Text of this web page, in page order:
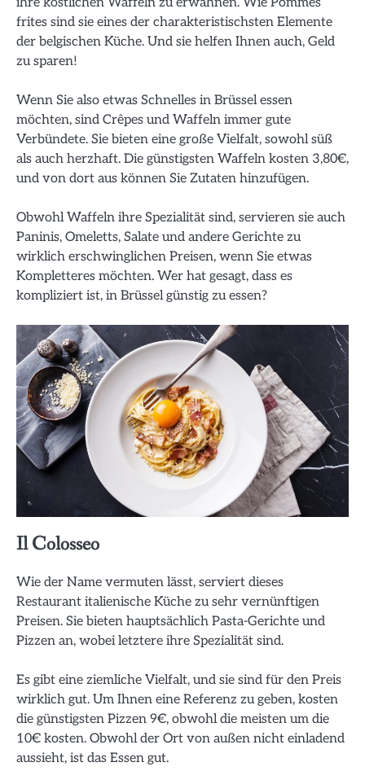
frites sind sie eines der charakteristischsten Elemente
der belgischen Küche. Und sie helfen Ihnen auch, Geld
zu sparen!
Wenn Sie also etwas Schnelles in Brüssel essen
möchten, sind Crêpes und Waffeln immer gute
Verbündete. Sie bieten eine große Vielfalt, sowohl süß
als auch herzhaft. Die günstigsten Waffeln kosten 3,80€,
und von dort aus können Sie Zutaten hinzufügen.
Obwohl Waffeln ihre Spezialität sind, servieren sie auch
Paninis, Omeletts, Salate und andere Gerichte zu
wirklich erschwinglichen Preisen, wenn Sie etwas
Kompletteres möchten. Wer hat gesagt, dass es
kompliziert ist, in Brüssel günstig zu essen?
Il Colosseo
Wie der Name vermuten lässt, serviert dieses
Restaurant italienische Küche zu sehr vernünftigen
Preisen. Sie bieten hauptsächlich Pasta-Gerichte und
Pizzen an, wobei letztere ihre Spezialität sind.
Es gibt eine ziemliche Vielfalt, und sie sind für den Preis
wirklich gut. Um Ihnen eine Referenz zu geben, kosten
die günstigsten Pizzen 9€, obwohl die meisten um die
10€ kosten. Obwohl der Ort von außen nicht einladend
aussieht, ist das Essen gut.